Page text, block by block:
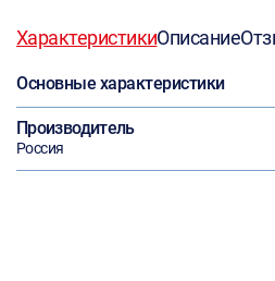
ХарактеристикиОписание
Основные характеристики
Производитель
Россия